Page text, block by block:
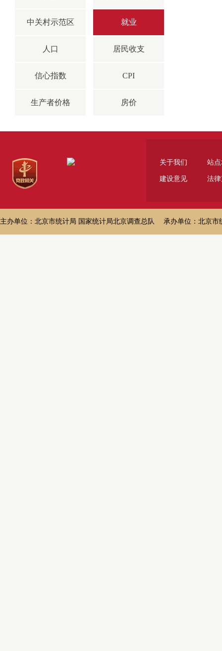
中关村示范区
人口
信心指数
生产者价格
就业
居民收支
CPI
房价
关于我们 站
建设意见 法
主办单位：北京市统计局 国家统计局北京调查总队 承办单位：北京市